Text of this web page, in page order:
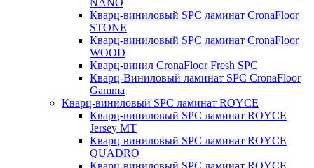
NANO
Кварц-виниловый SPC ламинат CronaFloor
STONE
Кварц-виниловый SPC ламинат CronaFloor
WOOD
Кварц-винил CronaFloor Fresh SPC
Кварц-Виниловый ламинат SPC CronaFloor
Gamma
Кварц-виниловый SPC ламинат ROYCE
Кварц-виниловый SPC ламинат ROYCE
Jersey MT
Кварц-виниловый SPC ламинат ROYCE
QUADRO
Кварц-виниловый SPC ламинат ROYCE